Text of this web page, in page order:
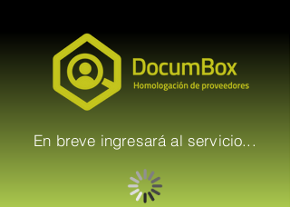
En breve ingresará al servicio...